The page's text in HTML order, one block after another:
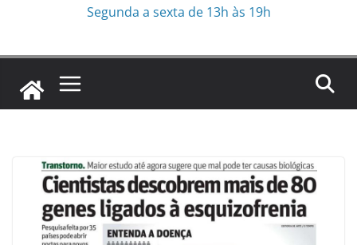
Segunda a sexta de 13h às 19h